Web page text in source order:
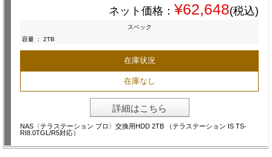
ネット価格： ¥62,648(税込)
スペック
容量 : 2TB
在庫状況
在庫なし
詳細はこちら
NAS〈テラステーション プロ〉交換用HDD 2TB （テラステーション IS TS-
RI8.0TGL/R5対応）